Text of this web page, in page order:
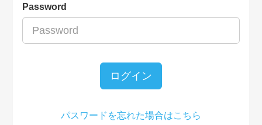
Password
ログイン
パスワードを忘れた場合はこちら